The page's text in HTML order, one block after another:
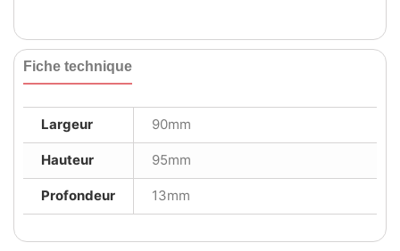
Fiche technique
Largeur 90mm
Hauteur 95mm
Profondeur 13mm